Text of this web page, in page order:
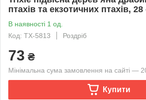
птахів та екзотичних птахів,
В наявності 1 од.
Код: ТХ-5813
Роздріб
73 ₴
Мінімальна сума замовлення на сайті —
Купити